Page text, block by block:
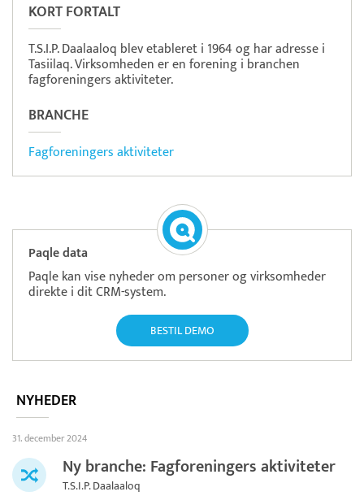
KORT FORTALT
T.S.I.P. Daalaaloq blev etableret i 1964 og har adresse i
Tasiilaq. Virksomheden er en forening i branchen
fagforeningers aktiviteter.
BRANCHE
Fagforeningers aktiviteter
Paqle data
Paqle kan vise nyheder om personer og virksomheder
direkte i dit CRM-system.
BESTIL DEMO
NYHEDER
31. december 2024
Ny branche: Fagforeningers aktiviteter
T.S.I.P. Daalaaloq